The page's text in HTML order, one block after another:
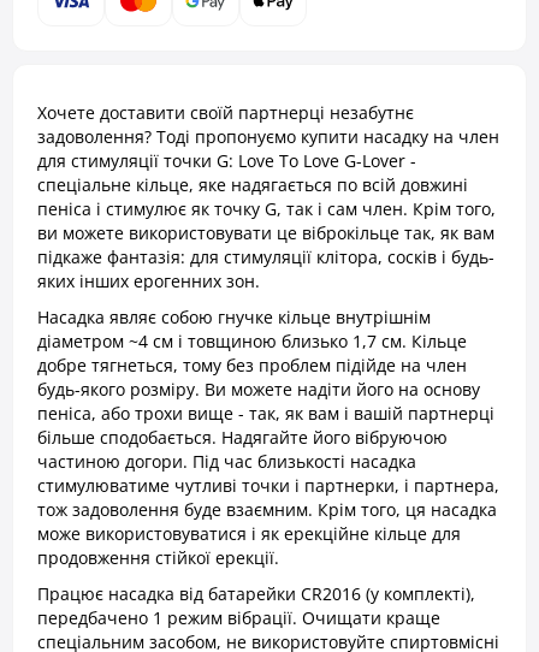
Хочете доставити своїй партнерці незабутнє
задоволення? Тоді пропонуємо купити насадку на член
для стимуляції точки G: Love To Love G-Lover -
спеціальне кільце, яке надягається по всій довжині
пеніса і стимулює як точку G, так і сам член. Крім того,
ви можете використовувати це віброкільце так, як вам
підкаже фантазія: для стимуляції клітора, сосків і будь-
яких інших ерогенних зон.
Насадка являє собою гнучке кільце внутрішнім
діаметром ~4 см і товщиною близько 1,7 см. Кільце
добре тягнеться, тому без проблем підійде на член
будь-якого розміру. Ви можете надіти його на основу
пеніса, або трохи вище - так, як вам і вашій партнерці
більше сподобається. Надягайте його вібруючою
частиною догори. Під час близькості насадка
стимулюватиме чутливі точки і партнерки, і партнера,
тож задоволення буде взаємним. Крім того, ця насадка
може використовуватися і як ерекційне кільце для
продовження стійкої ерекції.
Працює насадка від батарейки CR2016 (у комплекті),
передбачено 1 режим вібрації. Очищати краще
спеціальним засобом, не використовуйте спиртовмісні